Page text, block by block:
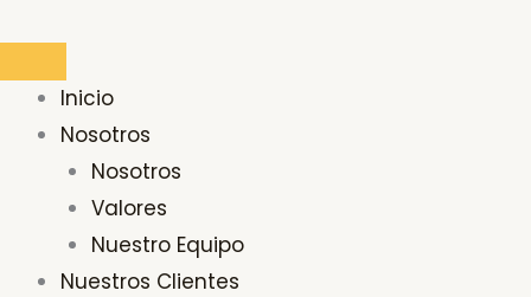
contenido
Inicio
Nosotros
Nosotros
Valores
Nuestro Equipo
Nuestros Clientes
cantidad